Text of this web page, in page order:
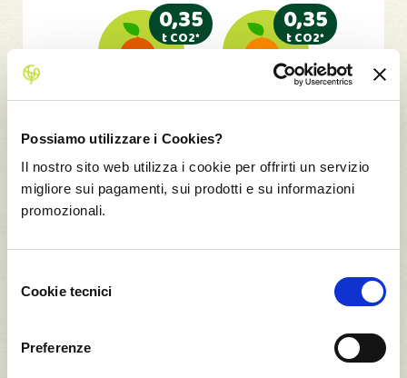
Possiamo utilizzare i Cookies?
Il nostro sito web utilizza i cookie per offrirti un servizio
migliore sui pagamenti, sui prodotti e su informazioni
promozionali.
delCookie tecnici
Preferenze
0,35
t CO2*
5
Arancia Navelina
0,35
t CO2*
Arancia Rossa
Tarocco